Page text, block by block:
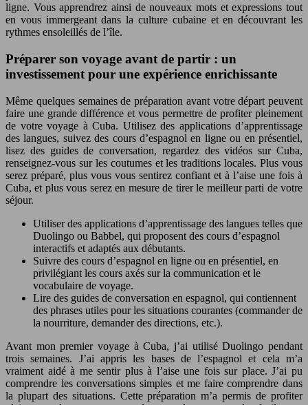
ligne. Vous apprendrez ainsi de nouveaux mots et expressions tout
en vous immergeant dans la culture cubaine et en découvrant les
rythmes ensoleillés de l’île.
Préparer son voyage avant de partir : un
investissement pour une expérience enrichissante
Même quelques semaines de préparation avant votre départ peuvent
faire une grande différence et vous permettre de profiter pleinement
de votre voyage à Cuba. Utilisez des applications d’apprentissage
des langues, suivez des cours d’espagnol en ligne ou en présentiel,
lisez des guides de conversation, regardez des vidéos sur Cuba,
renseignez-vous sur les coutumes et les traditions locales. Plus vous
serez préparé, plus vous vous sentirez confiant et à l’aise une fois à
Cuba, et plus vous serez en mesure de tirer le meilleur parti de votre
séjour.
Utiliser des applications d’apprentissage des langues telles que
Duolingo ou Babbel, qui proposent des cours d’espagnol
interactifs et adaptés aux débutants.
Suivre des cours d’espagnol en ligne ou en présentiel, en
privilégiant les cours axés sur la communication et le
vocabulaire de voyage.
Lire des guides de conversation en espagnol, qui contiennent
des phrases utiles pour les situations courantes (commander de
la nourriture, demander des directions, etc.).
Avant mon premier voyage à Cuba, j’ai utilisé Duolingo pendant
trois semaines. J’ai appris les bases de l’espagnol et cela m’a
vraiment aidé à me sentir plus à l’aise une fois sur place. J’ai pu
comprendre les conversations simples et me faire comprendre dans
la plupart des situations. Cette préparation m’a permis de profiter